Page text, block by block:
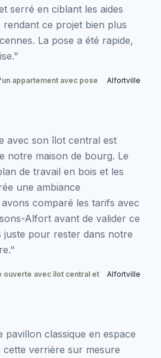
serré en ciblant les aides
rendant ce projet bien plus
La pose a été rapide,
appartement avec pose
Alfortville
avec son îlot central est
notre maison de bourg. Le
de travail en bois et les
une ambiance
comparé les tarifs avec
Alfort avant de valider ce
juste pour rester dans notre
ouverte avec îlot central et
Alfortville
classique en espace
verrière sur mesure